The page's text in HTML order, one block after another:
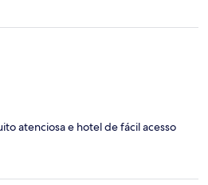
atenciosa e hotel de fácil acesso